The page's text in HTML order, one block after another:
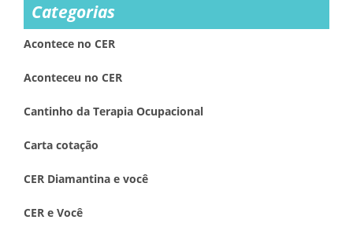
Categorias
Acontece no CER
Aconteceu no CER
Cantinho da Terapia Ocupacional
Carta cotação
CER Diamantina e você
CER e Você